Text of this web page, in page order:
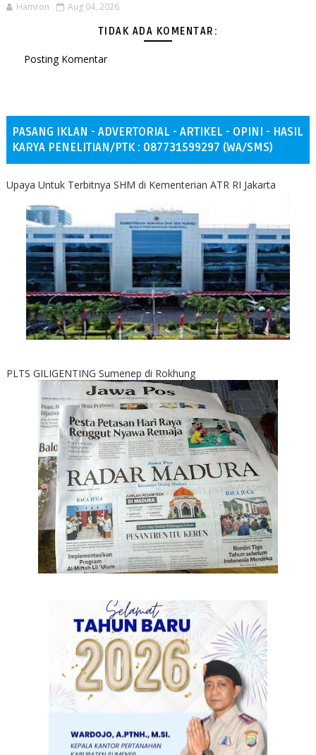
Hamron Aug 04, 2026
TIDAK ADA KOMENTAR:
Posting Komentar
PASANG IKLAN - ADVERTORIAL - ARTIKEL - OPINI - HASIL
KARYA PENELITIAN/PTK : 087731599297 (WA/SMS)
Upaya Untuk Terbitnya SHM di Kementerian ATR RI Jakarta
PLTS GILIGENTING Sumenep di Rokhung